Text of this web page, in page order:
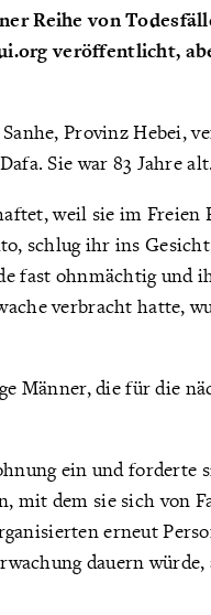
Reihe von
veröffentlicht,
Provinz Hebei,
Sie war 83 Jahre alt.
weil sie im Freien
schlug ihr ins
fast ohnmächtig und
verbracht hatte,
Männer, die für die
ein und forderte
dem sie sich von
erneut
dauern